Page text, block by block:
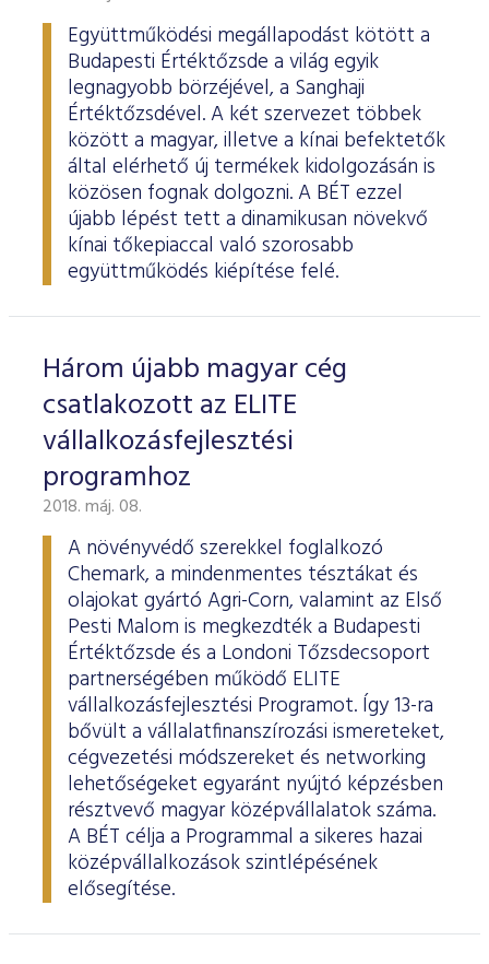
Együttműködési megállapodást kötött a
Budapesti Értéktőzsde a világ egyik
legnagyobb börzéjével, a Sanghaji
Értéktőzsdével. A két szervezet többek
között a magyar, illetve a kínai befektetők
által elérhető új termékek kidolgozásán is
közösen fognak dolgozni. A BÉT ezzel
újabb lépést tett a dinamikusan növekvő
kínai tőkepiaccal való szorosabb
együttműködés kiépítése felé.
Három újabb magyar cég
csatlakozott az ELITE
vállalkozásfejlesztési
programhoz
2018. máj. 08.
A növényvédő szerekkel foglalkozó
Chemark, a mindenmentes tésztákat és
olajokat gyártó Agri-Corn, valamint az Első
Pesti Malom is megkezdték a Budapesti
Értéktőzsde és a Londoni Tőzsdecsoport
partnerségében működő ELITE
vállalkozásfejlesztési Programot. Így 13-ra
bővült a vállalatfinanszírozási ismereteket,
cégvezetési módszereket és networking
lehetőségeket egyaránt nyújtó képzésben
résztvevő magyar középvállalatok száma.
A BÉT célja a Programmal a sikeres hazai
középvállalkozások szintlépésének
elősegítése.